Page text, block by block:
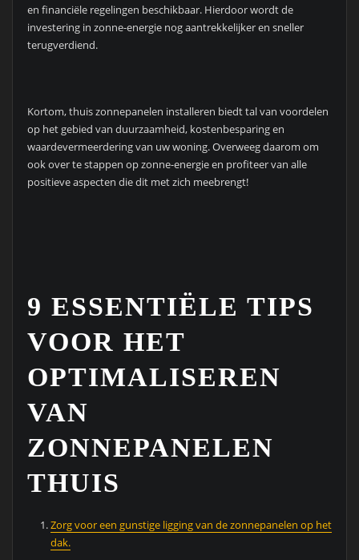
en financiële regelingen beschikbaar. Hierdoor wordt de
investering in zonne-energie nog aantrekkelijker en sneller
terugverdiend.
Kortom, thuis zonnepanelen installeren biedt tal van voordelen
op het gebied van duurzaamheid, kostenbesparing en
waardevermeerdering van uw woning. Overweeg daarom om
ook over te stappen op zonne-energie en profiteer van alle
positieve aspecten die dit met zich meebrengt!
9 ESSENTIËLE TIPS
VOOR HET
OPTIMALISEREN
VAN
ZONNEPANELEN
THUIS
Zorg voor een gunstige ligging van de zonnepanelen op het
dak.